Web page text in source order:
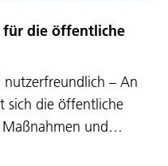
für die öffentliche
– An
sich die öffentliche
und…